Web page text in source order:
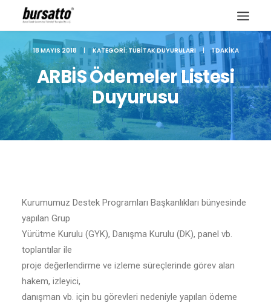
Site içi arama
18 MAYIS 2018 | KATEGORI:TÜBITAK DUYURULARI | 1 DAKIKA
ARBİS Ödemeler Listesi
Duyurusu
Kurumumuz Destek Programları Başkanlıkları bünyesinde
yapılan Grup
Yürütme Kurulu (GYK), Danışma Kurulu (DK), panel vb.
toplantılar ile
proje değerlendirme ve izleme süreçlerinde görev alan
hakem, izleyici,
danışman vb. için bu görevleri nedeniyle yapılan ödeme